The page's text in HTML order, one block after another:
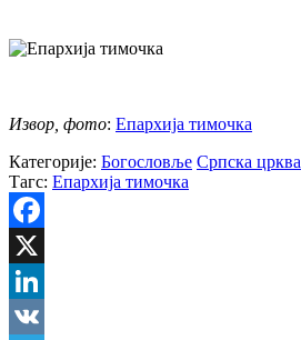
Извор, фото: Епархија тимочка
Категорије: Богословље Српска црква
Тагс: Епархија тимочка
Facebook
X
LinkedIn